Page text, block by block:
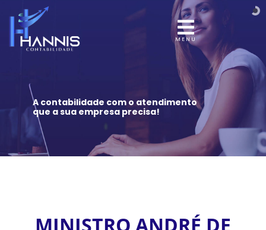
MENU
A contabilidade com o atendimento
que a sua empresa precisa!
MINISTRO ANDRÉ DE